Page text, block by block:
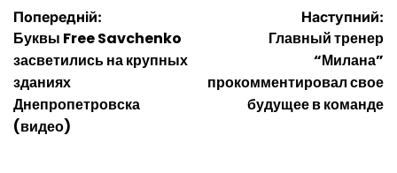
Навігація
записів
Попередній:
Буквы Free Savchenko
засветились на крупных
зданиях
Днепропетровска
(видео)
Наступний:
Главный тренер
“Милана”
прокомментировал свое
будущее в команде